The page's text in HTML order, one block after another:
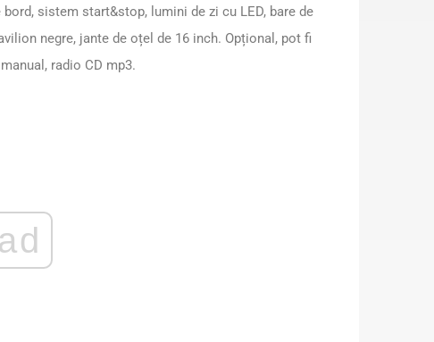
sistem start&stop, lumini de zi cu LED, bare de
negre, jante de oțel de 16 inch. Opțional, pot fi
radio CD mp3.
ad